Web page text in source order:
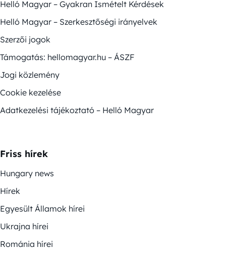
Helló Magyar – Gyakran Ismételt Kérdések
Helló Magyar – Szerkesztőségi irányelvek
Szerzői jogok
Támogatás: hellomagyar.hu – ÁSZF
Jogi közlemény
Cookie kezelése
Adatkezelési tájékoztató – Helló Magyar
Friss hírek
Hungary news
Hírek
Egyesült Államok hírei
Ukrajna hírei
Románia hírei